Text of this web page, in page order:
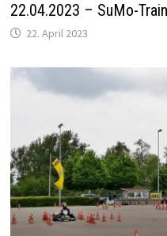
22.04.2023 – SuMo-
22. April 2023